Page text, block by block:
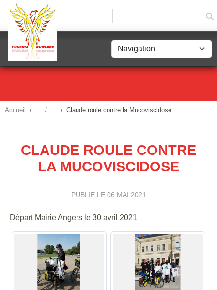
Accueil Claude roule contre la Mucoviscidose
CLAUDE ROULE CONTRE
LA MUCOVISCIDOSE
PUBLIÉ LE 06 MAI 2021
Départ Mairie Angers le 30 avril 2021
Panneau de gestion des cookies